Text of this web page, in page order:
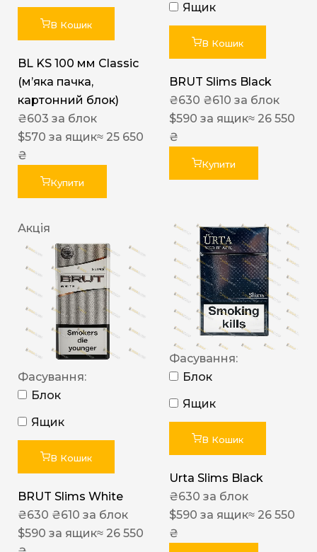
В Кошик
BL KS 100 мм Classic
(м’яка пачка,
картонний блок)
₴603 за блок
$570 за ящик≈ 25 650
₴
Купити
Ящик
В Кошик
BRUT Slims Black
₴630 ₴610 за блок
$590 за ящик≈ 26 550
₴
Купити
Акція
Фасування:
Блок
Ящик
В Кошик
BRUT Slims White
₴630 ₴610 за блок
$590 за ящик≈ 26 550
Фасування:
Блок
Ящик
В Кошик
Urta Slims Black
₴630 за блок
$590 за ящик≈ 26 550
₴